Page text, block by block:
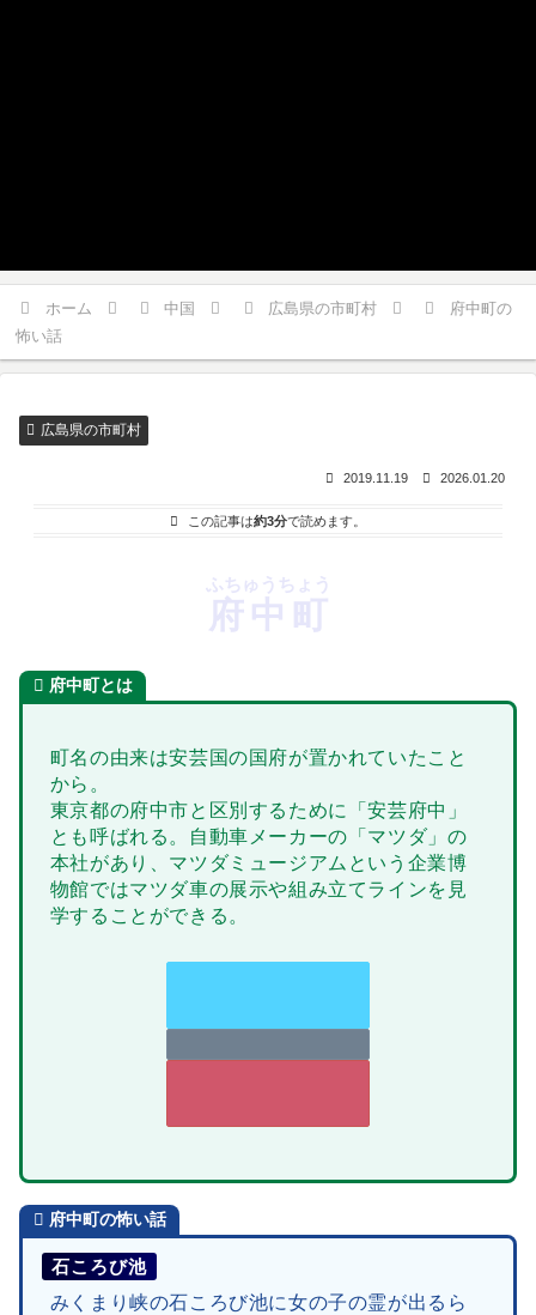
ホーム 中国 広島県の市町村
府中町の
怖い話
広島県の市町村
2019.11.19 2026.01.20
この記事は約3分で読めます。
府中町
ふちゅうちょう
府中町とは
町名の由来は安芸国の国府が置かれていたこと
から。
東京都の府中市と区別するために「安芸府中」
とも呼ばれる。自動車メーカーの「マツダ」の
本社があり、マツダミュージアムという企業博
物館ではマツダ車の展示や組み立てラインを見
学することができる。
府中町の怖い話
石ころび池
みくまり峡の石ころび池に女の子の霊が出るら